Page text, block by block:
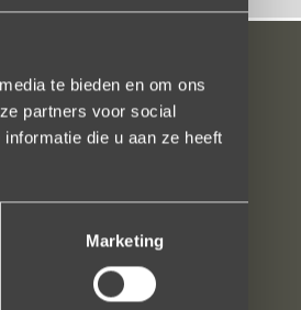
te bieden en om ons
partners voor social
die u aan ze heeft
Marketing